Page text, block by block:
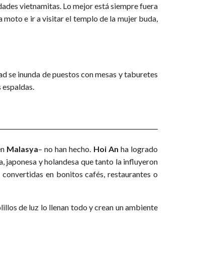
vietnamitas. Lo mejor está siempre fuera
moto e ir a visitar el templo de la mujer buda,
se inunda de puestos con mesas y taburetes
espaldas.
Malasya– no han hecho. Hoi An ha logrado
japonesa y holandesa que tanto la influyeron
en bonitos cafés, restaurantes o
de luz lo llenan todo y crean un ambiente